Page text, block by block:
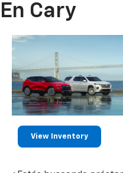
En Cary
View Inventory